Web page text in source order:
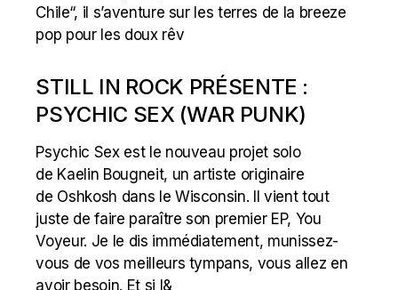
Chile“, il s’aventure sur les terres de la breeze
pop pour les doux rêv
STILL IN ROCK PRÉSENTE :
PSYCHIC SEX (WAR PUNK)
Psychic Sex est le nouveau projet solo
de Kaelin Bougneit, un artiste originaire
de Oshkosh dans le Wisconsin. Il vient tout
juste de faire paraître son premier EP, You
Voyeur. Je le dis immédiatement, munissez-
vous de vos meilleurs tympans, vous allez en
avoir besoin. Et si l&